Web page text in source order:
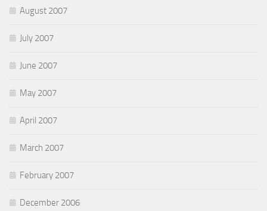
August 2007
July 2007
June 2007
May 2007
April 2007
March 2007
February 2007
December 2006